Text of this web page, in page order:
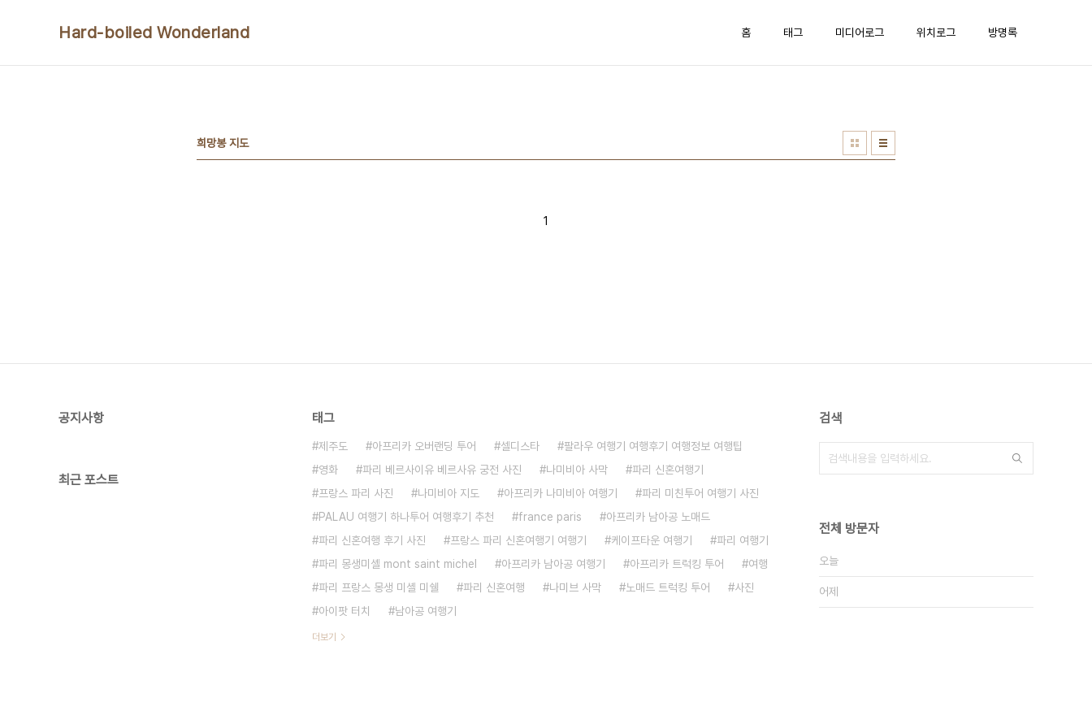
Hard-boiled Wonderland 홈 태그 미디어로그 위치로그 방명록
희망봉 지도
1
공지사항
최근 포스트
태그
제주도 아프리카 오버랜딩 투어 셀디스타
팔라우 여행기 여행후기 여행정보 여행팁
영화
파리 베르사이유 베르사유 궁전 사진 나미비아 사막
파리 신혼여행기
프랑스 파리 사진
나미비아 지도 아프리카 나미비아 여행기
파리 미친투어 여행기 사진
PALAU 여행기 하나투어 여행후기 추천
france paris
아프리카 남아공 노매드
파리 신혼여행 후기 사진
프랑스 파리 신혼여행기 여행기 케이프타운 여행기
파리 여행기
파리 몽생미셸 mont saint michel
아프리카 남아공 여행기 아프리카 트럭킹 투어
여행
파리 프랑스 몽생 미셸 미쉘
파리 신혼여행 나미브 사막 노매드 트럭킹 투어
사진
아이팟 터치
남아공 여행기
더보기
검색
전체 방문자
오늘
어제